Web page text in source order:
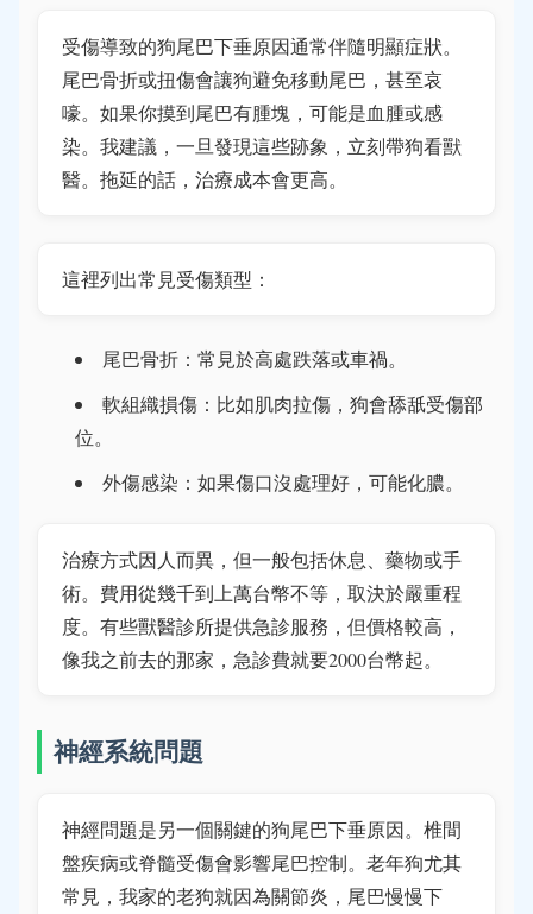
受傷導致的狗尾巴下垂原因通常伴隨明顯症狀。
尾巴骨折或扭傷會讓狗避免移動尾巴，甚至哀
嚎。如果你摸到尾巴有腫塊，可能是血腫或感
染。我建議，一旦發現這些跡象，立刻帶狗看獸
醫。拖延的話，治療成本會更高。
這裡列出常見受傷類型：
尾巴骨折：常見於高處跌落或車禍。
軟組織損傷：比如肌肉拉傷，狗會舔舐受傷部
位。
外傷感染：如果傷口沒處理好，可能化膿。
治療方式因人而異，但一般包括休息、藥物或手
術。費用從幾千到上萬台幣不等，取決於嚴重程
度。有些獸醫診所提供急診服務，但價格較高，
像我之前去的那家，急診費就要2000台幣起。
神經系統問題
神經問題是另一個關鍵的狗尾巴下垂原因。椎間
盤疾病或脊髓受傷會影響尾巴控制。老年狗尤其
常見，我家的老狗就因為關節炎，尾巴慢慢下